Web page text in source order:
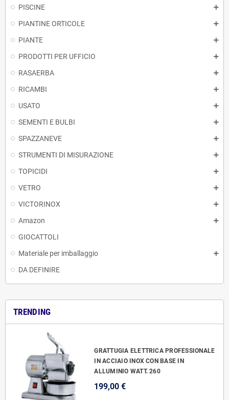
PISCINE
PIANTINE ORTICOLE
PIANTE
PRODOTTI PER UFFICIO
RASAERBA
RICAMBI
USATO
SEMENTI E BULBI
SPAZZANEVE
STRUMENTI DI MISURAZIONE
TOPICIDI
VETRO
VICTORINOX
Amazon
GIOCATTOLI
Materiale per imballaggio
DA DEFINIRE
TRENDING
GRATTUGIA ELETTRICA PROFESSIONALE
IN ACCIAIO INOX CON BASE IN
ALLUMINIO WATT. 260
199,00 €